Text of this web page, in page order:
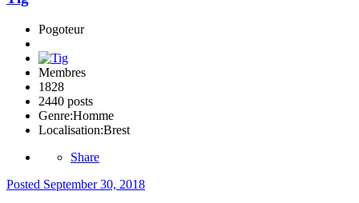
Pogoteur
Membres
1828
2440 posts
Genre:Homme
Localisation:Brest
Share
Posted September 30, 2018